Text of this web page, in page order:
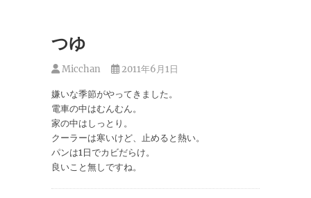
つゆ
Micchan 2011年6月1日
嫌いな季節がやってきました。
電車の中はむんむん。
家の中はしっとり。
クーラーは寒いけど、止めると熱い。
パンは1日でカビだらけ。
良いこと無しですね。